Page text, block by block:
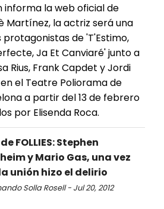
informa la web oficial de
Martínez, la actriz será una
protagonistas de 'T'Estimo,
Ja Et Canviaré' junto a
Rius, Frank Capdet y Jordi
el Teatre Poliorama de
a partir del 13 de febrero
por Elisenda Roca.
FOLLIES: Stephen
y Mario Gas, una vez
unión hizo el delirio
Solla Rosell - Jul 20, 2012